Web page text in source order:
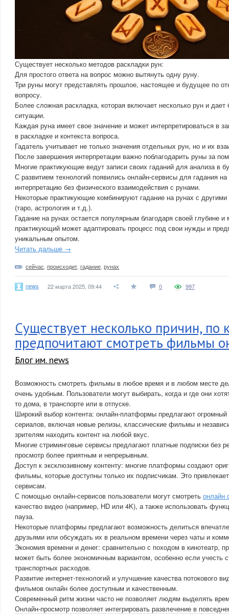
Существует несколько методов раскладки рун:
Для простого ответа на вопрос можно вытянуть одну руну.
Три руны могут представлять прошлое, настоящее и будущее по
вопросу.
Более сложная раскладка, которая включает несколько рун и дает
ситуации.
Каждая руна имеет свое значение и может интерпретироваться в
в раскладке и контекста вопроса.
Гадатель учитывает не только значения отдельных рун, но и их
После завершения интерпретации важно поблагодарить руны за
Многие практикующие ведут записи своих гаданий для анализа в
С развитием технологий появились онлайн-сервисы для гадания
интерпретацию без физического взаимодействия с рунами.
Некоторые практикующие комбинируют гадание на рунах с
(таро, астрология и т.д.).
Гадание на рунах остается популярным благодаря своей глубине
практикующий может адаптировать процесс под свои нужды и
уникальным опытом.
Читать дальше →
сейчас происходит гадание рунах
news 22 марта 2025, 09:44 0 997
Существует несколько причин,
предпочитают смотреть фильмы
Блог им. news
Возможность смотреть фильмы в любое время и в любом месте
очень удобным. Пользователи могут выбирать, когда и где они
то дома, в транспорте или в отпуске.
Широкий выбор контента: онлайн-платформы предлагают
сериалов, включая новые релизы, классические фильмы и
зрителям находить контент на любой вкус.
Многие стриминговые сервисы предлагают платные подписки без
просмотр более приятным и непрерывным.
Доступ к эксклюзивному контенту: многие платформы создают
фильмы, которые доступны только их подписчикам. Это
сервисам.
С помощью онлайн-сервисов пользователи могут смотреть
качество видео (например, HD или 4K), а также использовать
пауза.
Некоторые платформы предлагают возможность делиться
друзьями или обсуждать их в реальном времени через чаты и
Экономия времени и денег: сравнительно с походом в кинотеатр,
может быть более экономичным вариантом, особенно если учесть
транспортных расходов.
Развитие интернет-технологий и улучшение качества потокового
фильмов онлайн более доступным и качественным.
Современный ритм жизни часто не позволяет людям выделять
Онлайн-просмотр позволяет интегрировать развлечение в